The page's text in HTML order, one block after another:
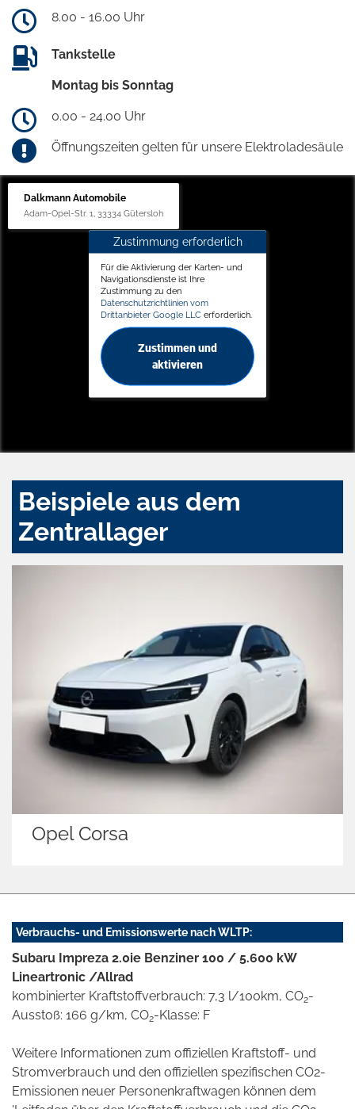
8.00 - 16.00 Uhr
Tankstelle
Montag bis Sonntag
0.00 - 24.00 Uhr
Öffnungszeiten gelten für unsere Elektroladesäule
Dalkmann Automobile
Adam-Opel-Str. 1, 33334 Gütersloh
Zustimmung erforderlich
Für die Aktivierung der Karten- und
Navigationsdienste ist Ihre
Zustimmung zu den
Datenschutzrichtlinien vom
Drittanbieter Google LLC erforderlich.
Zustimmen und
aktivieren
Beispiele aus dem
Zentrallager
Opel Corsa
Verbrauchs- und Emissionswerte nach WLTP:
Subaru Impreza 2.0ie Benziner 100 / 5.600 kW
Lineartronic /Allrad
kombinierter Kraftstoffverbrauch: 7,3 l/100km, CO2-
Ausstoß: 166 g/km, CO2-Klasse: F
Weitere Informationen zum offiziellen Kraftstoff- und
Stromverbrauch und den offiziellen spezifischen CO2-
Emissionen neuer Personenkraftwagen können dem